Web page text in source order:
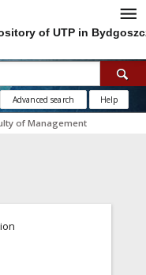
of UTP in
Advanced search Help
of Management